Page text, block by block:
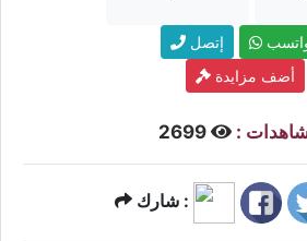
إتصل
أضف مزايدة
:
2699
شارك :